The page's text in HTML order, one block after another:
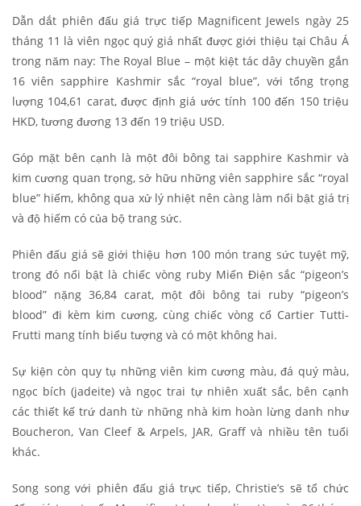
Dẫn dắt phiên đấu giá trực tiếp Magnificent Jewels ngày 25
tháng 11 là viên ngọc quý giá nhất được giới thiệu tại Châu Á
trong năm nay: The Royal Blue – một kiệt tác dây chuyền gắn
16 viên sapphire Kashmir sắc “royal blue”, với tổng trọng
lượng 104,61 carat, được định giá ước tính 100 đến 150 triệu
HKD, tương đương 13 đến 19 triệu USD.
Góp mặt bên cạnh là một đôi bông tai sapphire Kashmir và
kim cương quan trọng, sở hữu những viên sapphire sắc “royal
blue” hiếm, không qua xử lý nhiệt nên càng làm nổi bật giá trị
và độ hiếm có của bộ trang sức.
Phiên đấu giá sẽ giới thiệu hơn 100 món trang sức tuyệt mỹ,
trong đó nổi bật là chiếc vòng ruby Miến Điện sắc “pigeon’s
blood” nặng 36,84 carat, một đôi bông tai ruby “pigeon’s
blood” đi kèm kim cương, cùng chiếc vòng cổ Cartier Tutti-
Frutti mang tính biểu tượng và có một không hai.
Sự kiện còn quy tụ những viên kim cương màu, đá quý màu,
ngọc bích (jadeite) và ngọc trai tự nhiên xuất sắc, bên cạnh
các thiết kế trứ danh từ những nhà kim hoàn lừng danh như
Boucheron, Van Cleef & Arpels, JAR, Graff và nhiều tên tuổi
khác.
Song song với phiên đấu giá trực tiếp, Christie’s sẽ tổ chức